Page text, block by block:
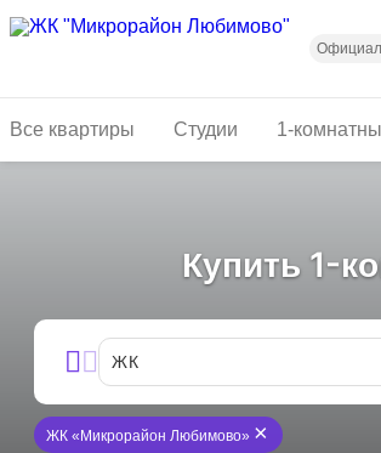
Все квартиры Студии 1-
Купить 1-
ЖК
ЖК «Микрорайон Любимово» ×